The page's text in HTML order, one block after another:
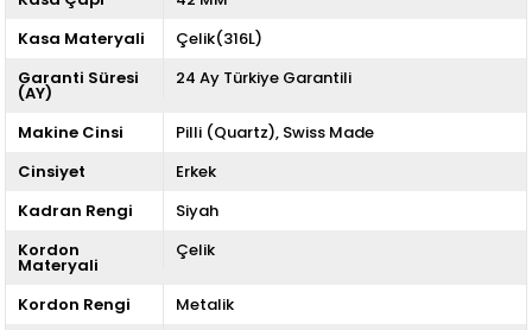
Kasa Materyali
Çelik(316L)
Garanti Süresi
(AY)
24 Ay Türkiye Garantili
Makine Cinsi Pilli (Quartz) Swiss Made
Cinsiyet
Erkek
Kadran Rengi
Siyah
Kordon
Materyali
Çelik
Kordon Rengi
Metalik